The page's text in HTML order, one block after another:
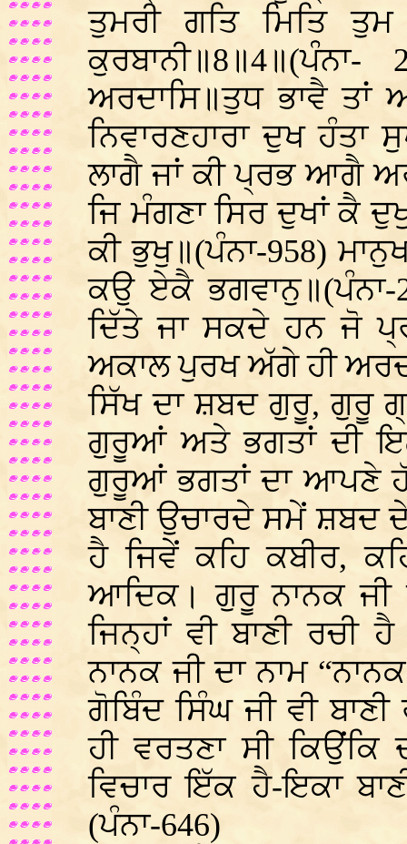
ਤੁਮਰੀ ਗਤਿ ਮਿਤਿ
ਅਰਦਾਸਿ॥ਤੁਧ ਭਾਵੈ ਤਾਂ
ਨਿਵਾਰਣਹਾਰਾ ਦੁਖ ਹੰਤਾ
ਲਾਗੈ ਜਾਂ ਕੀ ਪ੍ਰਭ ਆਗੈ
ਜਿ ਮੰਗਣਾ ਸਿਰ ਦੁਖਾਂ ਕੈ
ਕੀ ਭੁਖੁ॥(ਪੰਨਾ-958)
ਕਉ ਏਕੈ ਭਗਵਾਨੁ॥(ਪੰਨਾ-
ਦਿੱਤੇ ਜਾ ਸਕਦੇ ਹਨ ਜੋ
ਅਕਾਲ ਪੁਰਖ ਅੱਗੇ ਹੀ
ਸਿੱਖ ਦਾ ਸ਼ਬਦ ਗੁਰੂ, ਗੁਰੂ
ਗੁਰੂਆਂ ਅਤੇ ਭਗਤਾਂ ਦੀ
ਗੁਰੂਆਂ ਭਗਤਾਂ ਦਾ ਆਪਣੇ
ਬਾਣੀ ਉਚਾਰਦੇ ਸਮੇਂ ਸ਼ਬਦ
ਹੈ ਜਿਵੇਂ ਕਹਿ ਕਬੀਰ,
ਆਦਿਕ। ਗੁਰੂ ਨਾਨਕ
ਜਿਨ੍ਹਾਂ ਵੀ ਬਾਣੀ ਰਚੀ
ਨਾਨਕ ਜੀ ਦਾ ਨਾਮ
ਗੋਬਿੰਦ ਸਿੰਘ ਜੀ ਵੀ
ਹੀ ਵਰਤਣਾ ਸੀ
ਵਿਚਾਰ ਇੱਕ ਹੈ-ਇਕਾ
(ਪੰਨਾ-646)